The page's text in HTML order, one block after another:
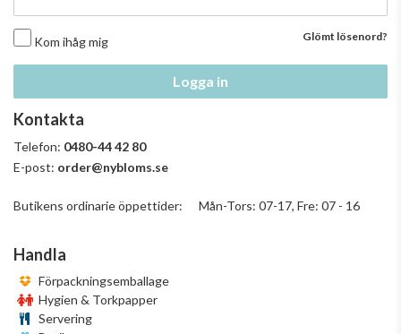
Kom ihåg mig Glömt lösenord?
Logga in
Kontakta
Telefon: 0480-44 42 80
E-post: order@nybloms.se
Butikens ordinarie öppettider: Mån-Tors: 07-17, Fre: 07 - 16
Handla
Förpackningsemballage
Hygien & Torkpapper
Servering